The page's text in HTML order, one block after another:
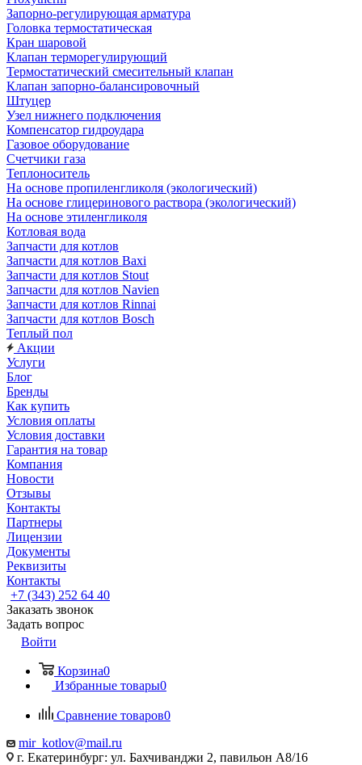
Запорно-регулирующая арматура
Головка термостатическая
Кран шаровой
Клапан терморегулирующий
Термостатический смесительный клапан
Клапан запорно-балансировочный
Штуцер
Узел нижнего подключения
Компенсатор гидроудара
Газовое оборудование
Счетчики газа
Теплоноситель
На основе пропиленгликоля (экологический)
На основе глицеринового раствора (экологический)
На основе этиленгликоля
Котловая вода
Запчасти для котлов
Запчасти для котлов Baxi
Запчасти для котлов Stout
Запчасти для котлов Navien
Запчасти для котлов Rinnai
Запчасти для котлов Bosch
Теплый пол
Акции
Услуги
Блог
Бренды
Как купить
Условия оплаты
Условия доставки
Гарантия на товар
Компания
Новости
Отзывы
Контакты
Партнеры
Лицензии
Документы
Реквизиты
Контакты
+7 (343) 252 64 40
Заказать звонок
Задать вопрос
Войти
Корзина0
Избранные товары0
Сравнение товаров0
mir_kotlov@mail.ru
г. Екатеринбург: ул. Бахчиванджи 2, павильон А8/16